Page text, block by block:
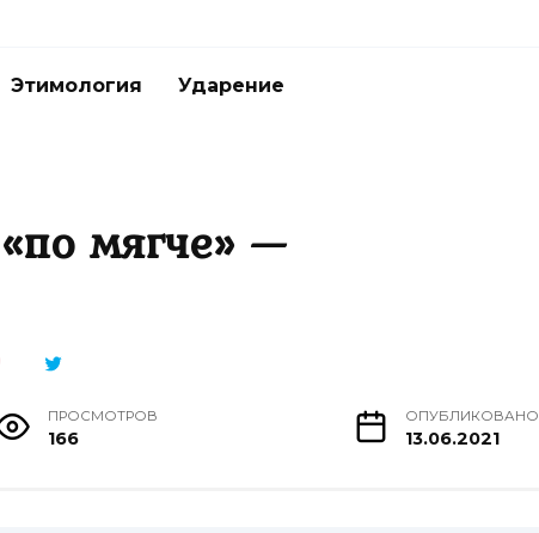
Этимология Ударение
мягче» —
ПРОСМОТРОВ
166
ОПУБЛИКОВАНО
13.06.2021